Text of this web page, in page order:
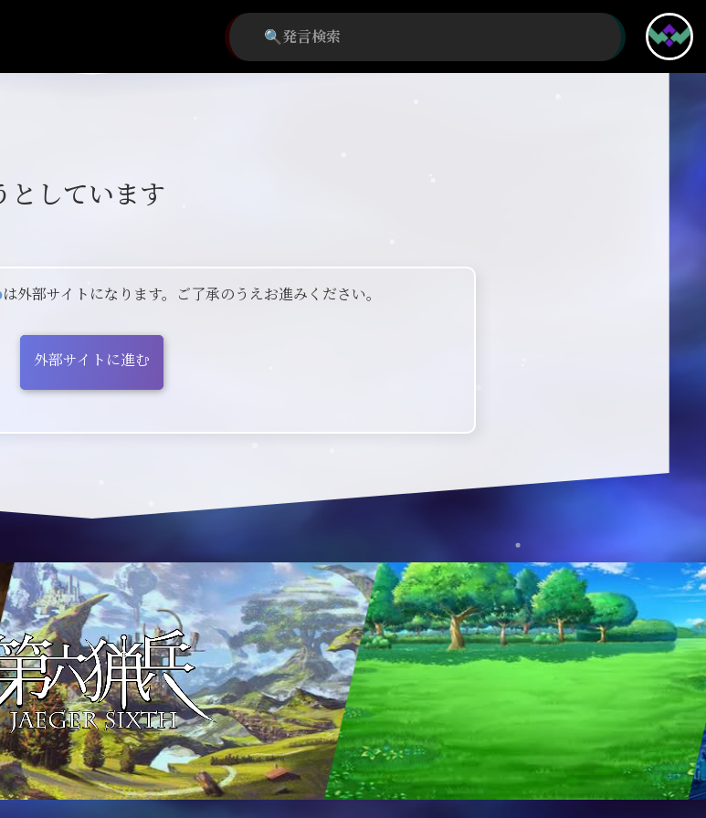
としています
は外部サイトになります。ご了承のうえお進みください。
外部サイトに進む